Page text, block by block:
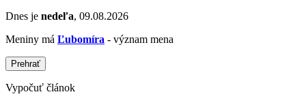
Dnes je nedeľa, 09.08.2026
Meniny má Ľubomíra - význam mena
Prehrať
Vypočuť článok